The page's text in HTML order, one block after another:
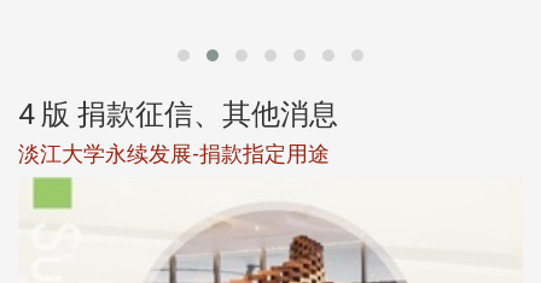
4 版 捐款征信、其他消息
淡江大学永续发展-捐款指定用途